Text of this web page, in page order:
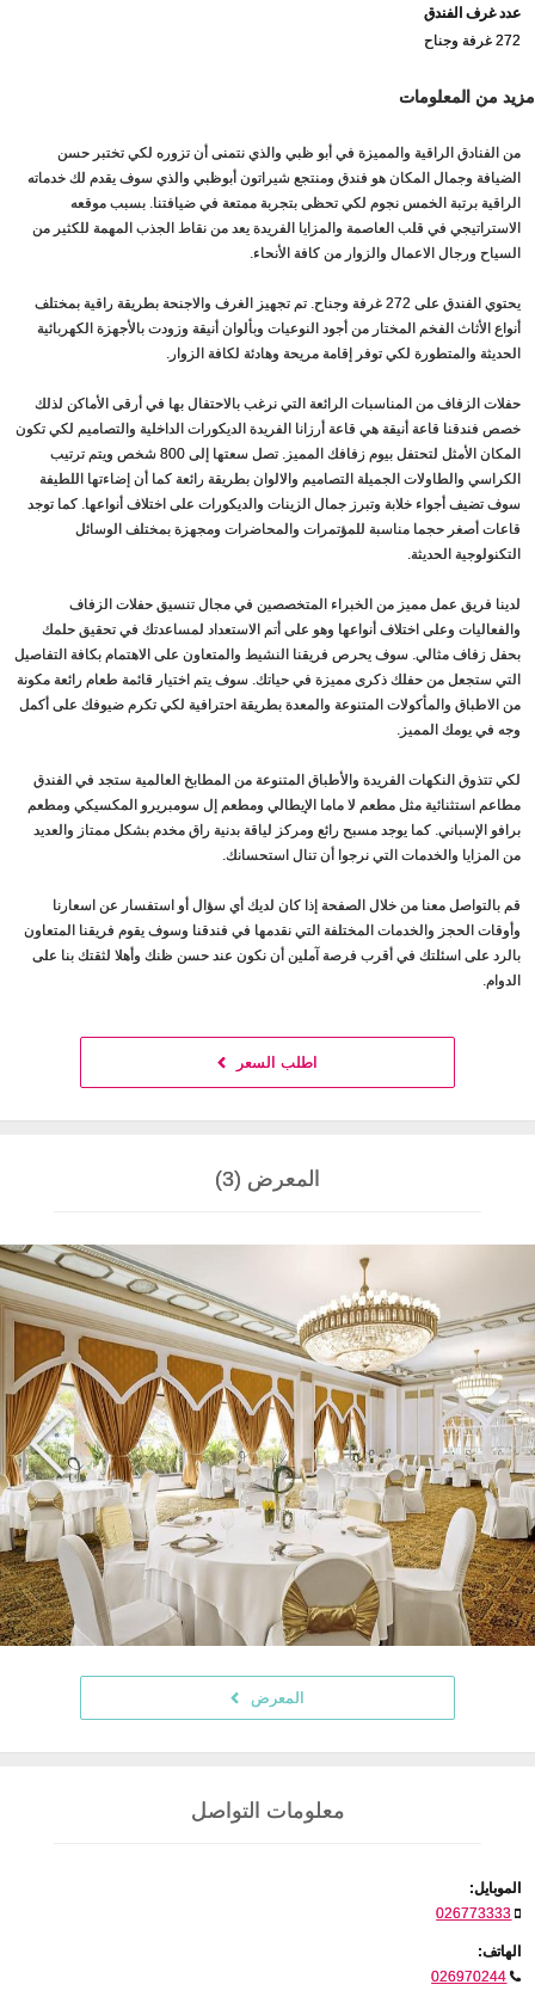
عدد غرف الفندق
272 غرفة وجناح
مزيد من المعلومات
من الفنادق الراقية والمميزة في أبو ظبي والذي نتمنى أن تزوره لكي تختبر حسن
الضيافة وجمال المكان هو فندق ومنتجع شيراتون أبوظبي والذي سوف يقدم لك خدماته
الراقية برتبة الخمس نجوم لكي تحظى بتجربة ممتعة في ضيافتنا. بسبب موقعه
الاستراتيجي في قلب العاصمة والمزايا الفريدة يعد من نقاط الجذب المهمة للكثير من
السياح ورجال الاعمال والزوار من كافة الأنحاء.
يحتوي الفندق على 272 غرفة وجناح. تم تجهيز الغرف والاجنحة بطريقة راقية بمختلف
أنواع الأثاث الفخم المختار من أجود النوعيات وبألوان أنيقة وزودت بالأجهزة الكهربائية
الحديثة والمتطورة لكي توفر إقامة مريحة وهادئة لكافة الزوار.
حفلات الزفاف من المناسبات الرائعة التي نرغب بالاحتفال بها في أرقى الأماكن لذلك
خصص فندقنا قاعة أنيقة هي قاعة أرزانا الفريدة الديكورات الداخلية والتصاميم لكي تكون
المكان الأمثل لتحتفل بيوم زفافك المميز. تصل سعتها إلى 800 شخص ويتم ترتيب
الكراسي والطاولات الجميلة التصاميم والالوان بطريقة رائعة كما أن إضاءتها اللطيفة
سوف تضيف أجواء خلابة وتبرز جمال الزينات والديكورات على اختلاف أنواعها. كما توجد
قاعات أصغر حجما مناسبة للمؤتمرات والمحاضرات ومجهزة بمختلف الوسائل
التكنولوجية الحديثة.
لدينا فريق عمل مميز من الخبراء المتخصصين في مجال تنسيق حفلات الزفاف
والفعاليات وعلى اختلاف أنواعها وهو على أتم الاستعداد لمساعدتك في تحقيق حلمك
بحفل زفاف مثالي. سوف يحرص فريقنا النشيط والمتعاون على الاهتمام بكافة التفاصيل
التي ستجعل من حفلك ذكرى مميزة في حياتك. سوف يتم اختيار قائمة طعام رائعة مكونة
من الاطباق والمأكولات المتنوعة والمعدة بطريقة احترافية لكي تكرم ضيوفك على أكمل
وجه في يومك المميز.
لكي تتذوق النكهات الفريدة والأطباق المتنوعة من المطابخ العالمية ستجد في الفندق
مطاعم استثنائية مثل مطعم لا ماما الإيطالي ومطعم إل سومبريرو المكسيكي ومطعم
برافو الإسباني. كما يوجد مسبح رائع ومركز لياقة بدنية راق مخدم بشكل ممتاز والعديد
من المزايا والخدمات التي نرجوا أن تنال استحسانك.
قم بالتواصل معنا من خلال الصفحة إذا كان لديك أي سؤال أو استفسار عن اسعارنا
وأوقات الحجز والخدمات المختلفة التي نقدمها في فندقنا وسوف يقوم فريقنا المتعاون
بالرد على اسئلتك في أقرب فرصة آملين أن نكون عند حسن ظنك وأهلا لثقتك بنا على
الدوام.
اطلب السعر
المعرض (3)
المعرض
معلومات التواصل
الموبايل:
026773333
الهاتف:
026970244